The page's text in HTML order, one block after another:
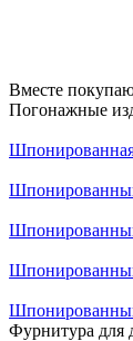
Вместе
Погонажные
Фурнитура для